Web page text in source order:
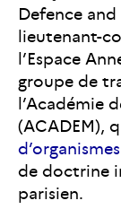
Defence and
lieutenant-
l’Espace
groupe de
l’Académie
(ACADEM),
d’organismes
de doctrine
parisien.